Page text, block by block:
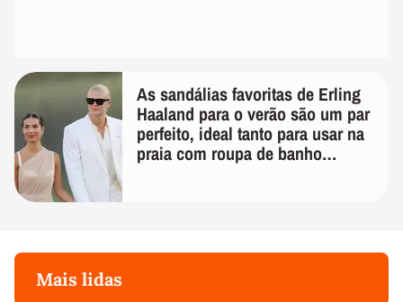
As sandálias favoritas de Erling
Haaland para o verão são um par
perfeito, ideal tanto para usar na
praia com roupa de banho
Mais lidas